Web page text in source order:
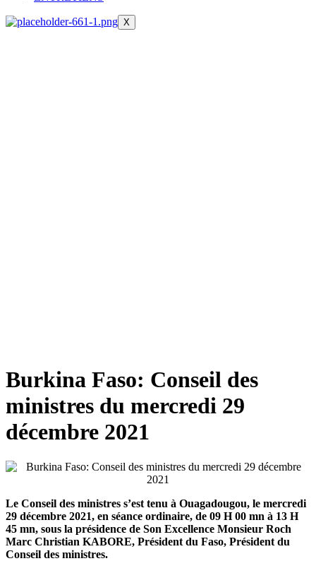
X
Burkina Faso: Conseil des
ministres du mercredi 29
décembre 2021
Le Conseil des ministres s’est tenu à Ouagadougou, le mercredi
29 décembre 2021, en séance ordinaire, de 09 H 00 mn à 13 H
45 mn, sous la présidence de Son Excellence Monsieur Roch
Marc Christian KABORE, Président du Faso, Président du
Conseil des ministres.